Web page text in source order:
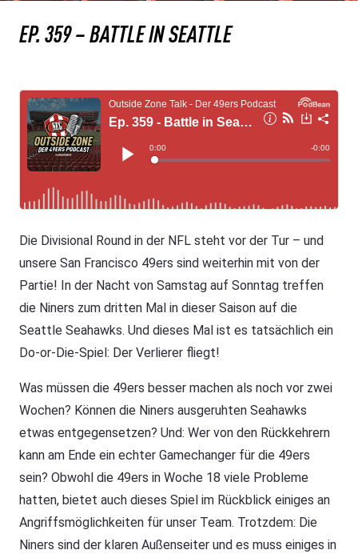
EP. 359 – BATTLE IN SEATTLE
Die Divisional Round in der NFL steht vor der Tur – und
unsere San Francisco 49ers sind weiterhin mit von der
Partie! In der Nacht von Samstag auf Sonntag treffen
die Niners zum dritten Mal in dieser Saison auf die
Seattle Seahawks. Und dieses Mal ist es tatsächlich ein
Do-or-Die-Spiel: Der Verlierer fliegt!
Was müssen die 49ers besser machen als noch vor zwei
Wochen? Können die Niners ausgeruhten Seahawks
etwas entgegensetzen? Und: Wer von den Rückkehrern
kann am Ende ein echter Gamechanger für die 49ers
sein? Obwohl die 49ers in Woche 18 viele Probleme
hatten, bietet auch dieses Spiel im Rückblick einiges an
Angriffsmöglichkeiten für unser Team. Trotzdem: Die
Niners sind der klaren Außenseiter und es muss einiges in